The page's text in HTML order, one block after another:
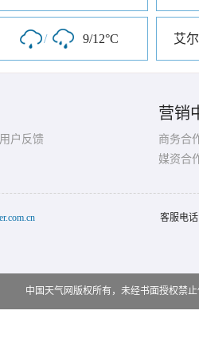
/ 9/12°C 艾
用户反馈
营销
商务合
媒资合
客服电
中国天气网版权所有，未经书面授权